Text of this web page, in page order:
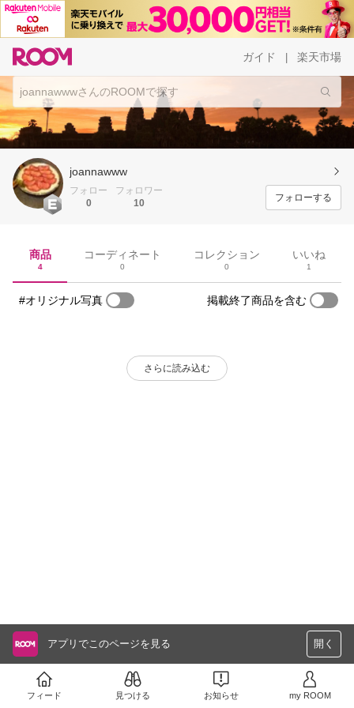
ガイド 楽天市場
joannawww
フォロー
0
フォロワー
10
フォローする
商品
4
コーディネート
0
コレクション
0
いいね
1
#オリジナル写真 掲載終了商品を含む
さらに読み込む
アプリでこのページを見る 開く
フィード 見つける お知らせ my ROOM